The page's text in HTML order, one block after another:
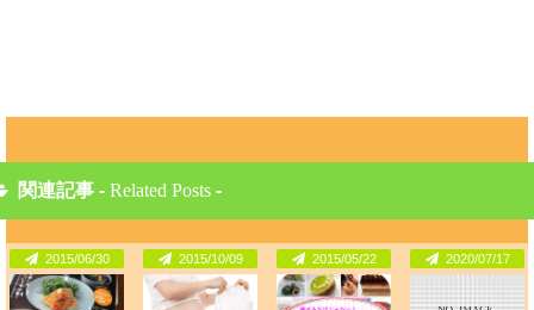
関連記事 - Related Posts -
2015/06/30 2015/10/09 2015/05/22 2020/07/17